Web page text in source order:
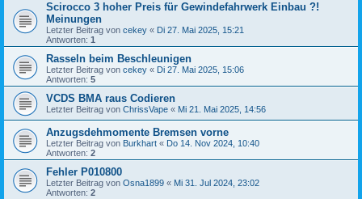
Scirocco 3 hoher Preis für Gewindefahrwerk Einbau ?!
Meinungen
Letzter Beitrag von cekey « Di 27. Mai 2025, 15:21
Antworten: 1
Rasseln beim Beschleunigen
Letzter Beitrag von cekey « Di 27. Mai 2025, 15:06
Antworten: 5
VCDS BMA raus Codieren
Letzter Beitrag von ChrissVape « Mi 21. Mai 2025, 14:56
Anzugsdehmomente Bremsen vorne
Letzter Beitrag von Burkhart « Do 14. Nov 2024, 10:40
Antworten: 2
Fehler P010800
Letzter Beitrag von Osna1899 « Mi 31. Jul 2024, 23:02
Antworten: 2